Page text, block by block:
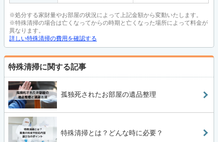
※処分する家財量やお部屋の状況によって上記金額から変動いたします。
※特殊清掃の場合は亡くなってからの時期と亡くなった場所によって料金が
異なります。
詳しい特殊清掃の費用を確認する
特殊清掃に関する記事
孤独死されたお部屋の遺品整理
特殊清掃とは？どんな時に必要？